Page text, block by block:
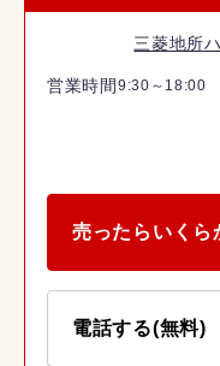
三菱地所
営業時間 9:30～18:00
売ったらいくら
電話する(無料)